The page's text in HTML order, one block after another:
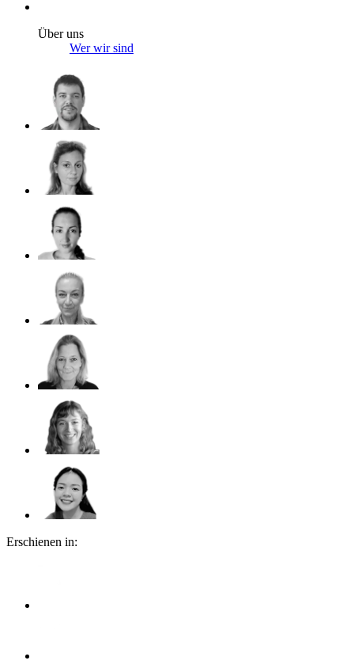
Über uns
Wer wir sind
Erschienen in: